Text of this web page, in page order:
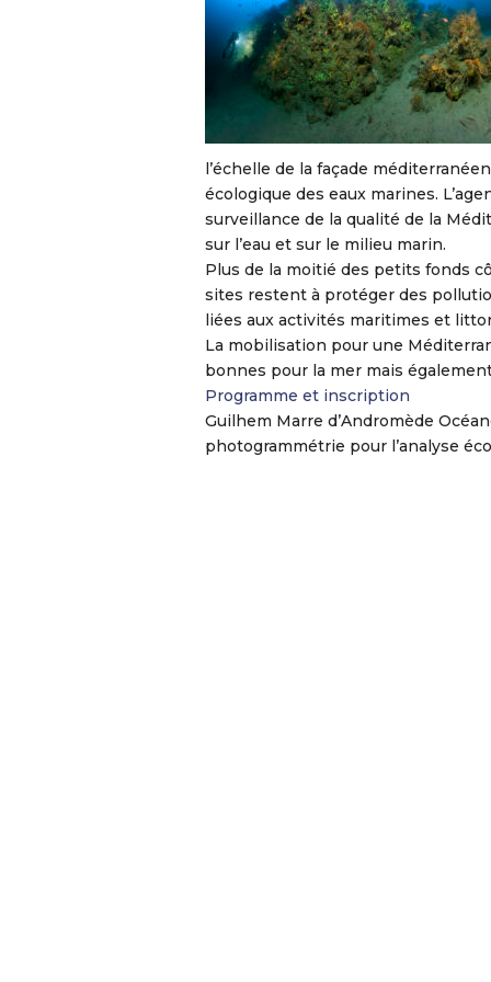
l’échelle de la façade
écologique des eaux marines.
surveillance de la qualité de la
sur l’eau et sur le milieu marin.
Plus de la moitié des petits fonds
sites restent à protéger des
liées aux activités maritimes et
La mobilisation pour une
bonnes pour la mer mais
Programme et inscription
Guilhem Marre d’Andromède
photogrammétrie pour l’analyse